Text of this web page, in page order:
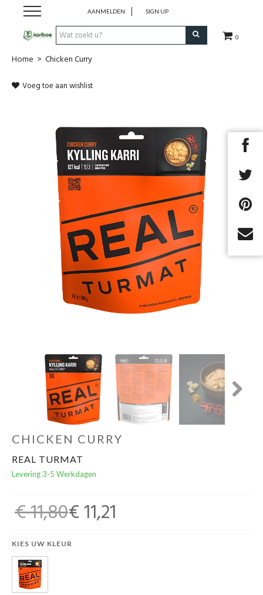
0
AANMELDEN SIGN UP
Cadeaubon
Slaapuitrusting
Rugzakken
Promo
Home > Chicken Curry
Voeg toe aan wishlist
Next
CHICKEN CURRY
REAL TURMAT
Levering 3-5 Werkdagen
€ 11,80€ 11,21
KIES UW KLEUR